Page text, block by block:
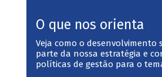
O que nos orienta
Veja como o desenvolvimento
parte da nossa estratégia e
políticas de gestão para o